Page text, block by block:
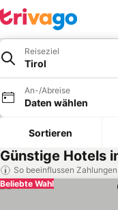
Reiseziel
Tirol
An-/Abreise
Daten wählen
Sortieren
Günstige Hotels
So beeinflussen
Beliebte Wahl